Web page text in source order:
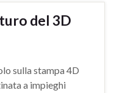
del 3D
sulla stampa 4D
a impieghi